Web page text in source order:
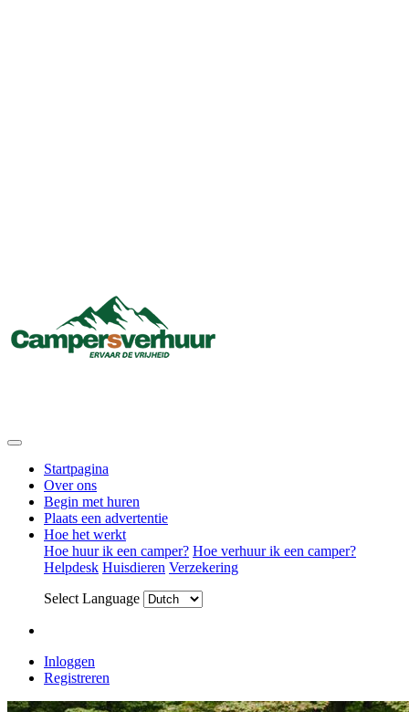
Startpagina
Over ons
Begin met huren
Plaats een advertentie
Hoe het werkt
Hoe huur ik een camper? Hoe verhuur ik een camper?
Helpdesk Huisdieren Verzekering
Select Language
Inloggen
Registreren